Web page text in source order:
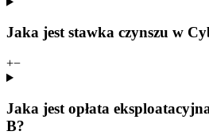
Jaka jest stawka czynszu w
+−
Jaka jest opłata
B?